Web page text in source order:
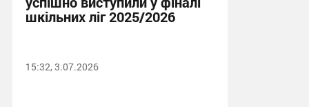
шкільних ліг 2025/2026
15:32, 3.07.2026